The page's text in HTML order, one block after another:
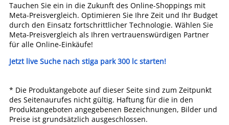
Tauchen Sie ein in die Zukunft des Online-Shoppings mit
Meta-Preisvergleich. Optimieren Sie Ihre Zeit und Ihr Budget
durch den Einsatz fortschrittlicher Technologie. Wählen Sie
Meta-Preisvergleich als Ihren vertrauenswürdigen Partner
für alle Online-Einkäufe!
Jetzt live Suche nach stiga park 300 lc starten!
* Die Produktangebote auf dieser Seite sind zum Zeitpunkt
des Seitenaurufes nicht gültig. Haftung für die in den
Produktangeboten angegebenen Bezeichnungen, Bilder und
Preise ist grundsätzlich ausgeschlossen.